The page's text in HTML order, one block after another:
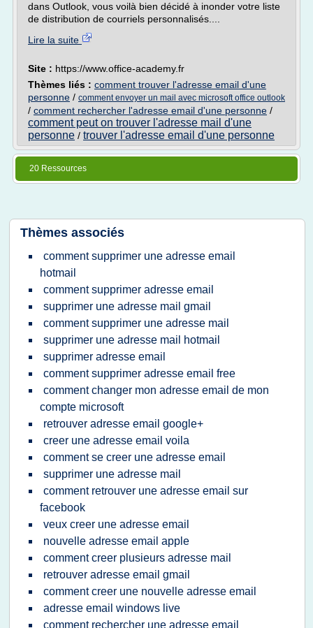
dans Outlook, vous voilà bien décidé à inonder votre liste
de distribution de courriels personnalisés....
Lire la suite
Site : https://www.office-academy.fr
Thèmes liés : comment trouver l'adresse email d'une
personne / comment envoyer un mail avec microsoft office outlook
/ comment rechercher l'adresse email d'une personne /
comment peut on trouver l'adresse mail d'une
personne / trouver l'adresse email d'une personne
20 Ressources
Thèmes associés
comment supprimer une adresse email
hotmail
comment supprimer adresse email
supprimer une adresse mail gmail
comment supprimer une adresse mail
supprimer une adresse mail hotmail
supprimer adresse email
comment supprimer adresse email free
comment changer mon adresse email de mon
compte microsoft
retrouver adresse email google+
creer une adresse email voila
comment se creer une adresse email
supprimer une adresse mail
comment retrouver une adresse email sur
facebook
veux creer une adresse email
nouvelle adresse email apple
comment creer plusieurs adresse mail
retrouver adresse email gmail
comment creer une nouvelle adresse email
adresse email windows live
comment rechercher une adresse email